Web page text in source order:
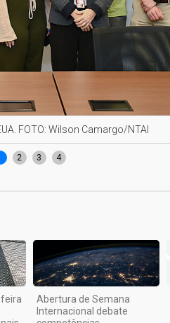
FOTO: Wilson Camargo/NTAI
2 3 4
Abertura de Semana
Internacional debate